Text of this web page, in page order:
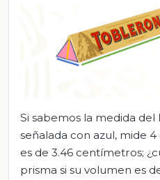
Si sabemos la medida
señalada con azul, mide
es de 3.46 centímetros;
prisma si su volumen es